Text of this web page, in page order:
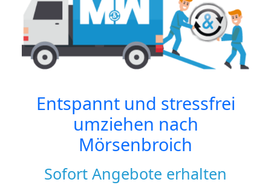
Entspannt und stressfrei
umziehen nach
Mörsenbroich
Sofort Angebote erhalten